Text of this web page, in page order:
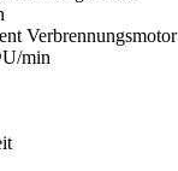
Verbrennungsmotor
min